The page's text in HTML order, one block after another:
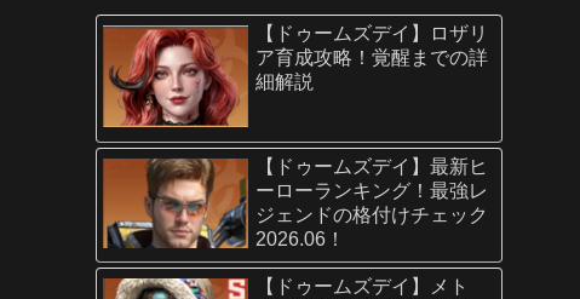
【ドゥームズデイ】ロザリ
ア育成攻略！覚醒までの詳
細解説
【ドゥームズデイ】最新ヒ
ーローランキング！最強レ
ジェンドの格付けチェック
2026.06！
【ドゥームズデイ】メト